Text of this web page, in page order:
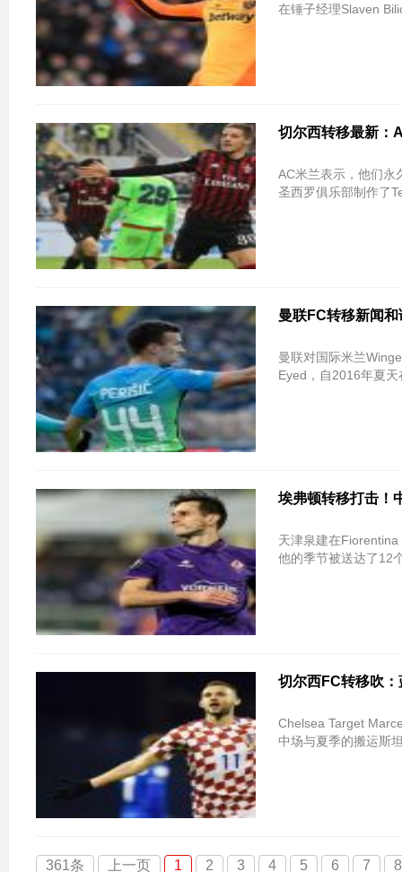
在锤子经理Slaven
切尔西转移最新：
AC米兰表示，他们永
圣西罗俱乐部制作了
曼联FC转移新闻
曼联对国际米兰
Eyed，自2016年夏
埃弗顿转移打击！
天津泉建在
他的季节被送达了12
切尔西FC转移吹
Chelsea Target
中场与夏季的搬运斯
361条 上一页 1 2 3 4 5 6 7 8